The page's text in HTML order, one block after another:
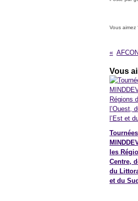
Vous aimez
Vous
les
Centre,
du
et du Sud